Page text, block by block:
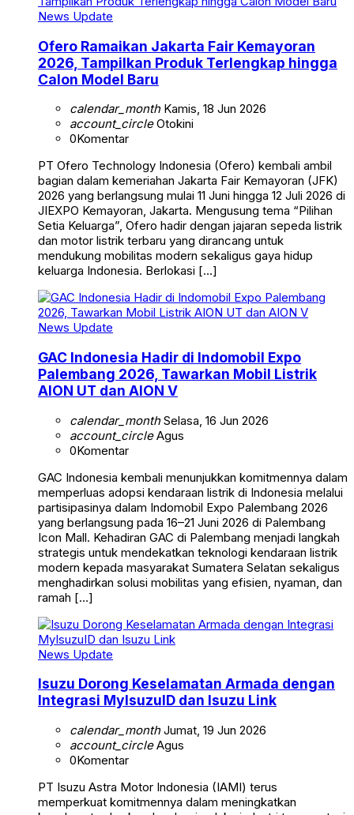
News Update
Ofero Ramaikan Jakarta Fair Kemayoran
2026, Tampilkan Produk Terlengkap hingga
Calon Model Baru
calendar_monthKamis, 18 Jun 2026
account_circleOtokini
0Komentar
PT Ofero Technology Indonesia (Ofero) kembali ambil
bagian dalam kemeriahan Jakarta Fair Kemayoran (JFK)
2026 yang berlangsung mulai 11 Juni hingga 12 Juli 2026 di
JIEXPO Kemayoran, Jakarta. Mengusung tema “Pilihan
Setia Keluarga”, Ofero hadir dengan jajaran sepeda listrik
dan motor listrik terbaru yang dirancang untuk
mendukung mobilitas modern sekaligus gaya hidup
keluarga Indonesia. Berlokasi […]
News Update
GAC Indonesia Hadir di Indomobil Expo
Palembang 2026, Tawarkan Mobil Listrik
AION UT dan AION V
calendar_monthSelasa, 16 Jun 2026
account_circleAgus
0Komentar
GAC Indonesia kembali menunjukkan komitmennya dalam
memperluas adopsi kendaraan listrik di Indonesia melalui
partisipasinya dalam Indomobil Expo Palembang 2026
yang berlangsung pada 16–21 Juni 2026 di Palembang
Icon Mall. Kehadiran GAC di Palembang menjadi langkah
strategis untuk mendekatkan teknologi kendaraan listrik
modern kepada masyarakat Sumatera Selatan sekaligus
menghadirkan solusi mobilitas yang efisien, nyaman, dan
ramah […]
News Update
Isuzu Dorong Keselamatan Armada dengan
Integrasi MyIsuzuID dan Isuzu Link
calendar_monthJumat, 19 Jun 2026
account_circleAgus
0Komentar
PT Isuzu Astra Motor Indonesia (IAMI) terus
memperkuat komitmennya dalam meningkatkan